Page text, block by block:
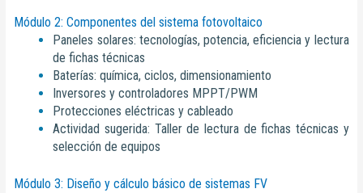
Módulo 2: Componentes del sistema fotovoltaico
Paneles solares: tecnologías, potencia, eficiencia y lectura
de fichas técnicas
Baterías: química, ciclos, dimensionamiento
Inversores y controladores MPPT/PWM
Protecciones eléctricas y cableado
Actividad sugerida: Taller de lectura de fichas técnicas y
selección de equipos
Módulo 3: Diseño y cálculo básico de sistemas FV